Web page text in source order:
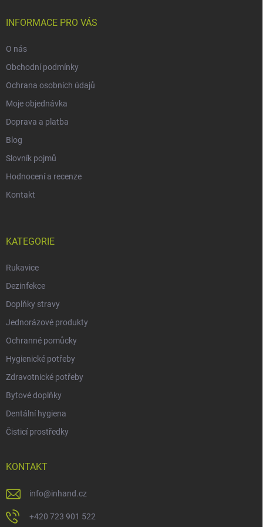
INFORMACE PRO VÁS
O nás
Obchodní podmínky
Ochrana osobních údajů
Moje objednávka
Doprava a platba
Blog
Slovník pojmů
Hodnocení a recenze
Kontakt
KATEGORIE
Rukavice
Dezinfekce
Doplňky stravy
Jednorázové produkty
Ochranné pomůcky
Hygienické potřeby
Zdravotnické potřeby
Bytové doplňky
Dentální hygiena
Čisticí prostředky
KONTAKT
info@inhand.cz
+420 723 901 522